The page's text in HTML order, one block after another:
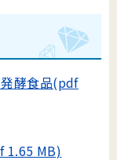
酵食品(pdf
1.65 MB)